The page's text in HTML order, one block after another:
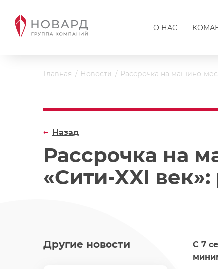
О НАС
Главная Новости Рассрочка на машино-
Рассрочка на
«Сити-XXI
Назад
Другие новости
С 7